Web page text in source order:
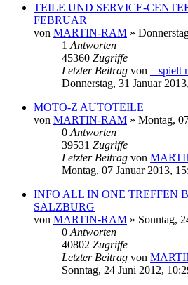
TEILE UND SERVICE-
FEBRUAR
von MARTIN-RAM »
1 Antworten
45360 Zugriffe
Letzter Beitrag von _ spielt
Donnerstag, 31 Januar
MOTO-Z AUTOTEILE
von MARTIN-RAM » Montag,
0 Antworten
39531 Zugriffe
Letzter Beitrag von
Montag, 07 Januar 2013,
INFO ALL IN ONE TREFFEN
SALZBURG
von MARTIN-RAM » Sonntag,
0 Antworten
40802 Zugriffe
Letzter Beitrag von
Sonntag, 24 Juni 2012,